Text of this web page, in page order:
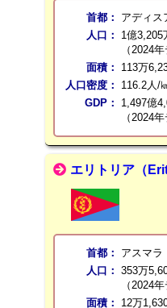
首都：
アディス
人口：
1億3,205
（2024
面積：
113万
人口密度：
116.2人/
GDP：
1,497億
（2024
エリトリア（
首都：
アスマラ
人口： 353万
（2024
面積：
12万